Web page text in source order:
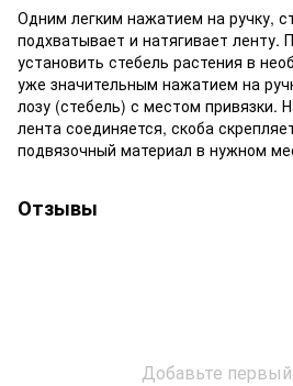
Одним легким нажатием на ручку,
подхватывает и натягивает ленту.
установить стебель растения в
уже значительным нажатием на
лозу (стебель) с местом привязки.
лента соединяется, скоба
подвязочный материал в нужном
Отзывы
Добавьте